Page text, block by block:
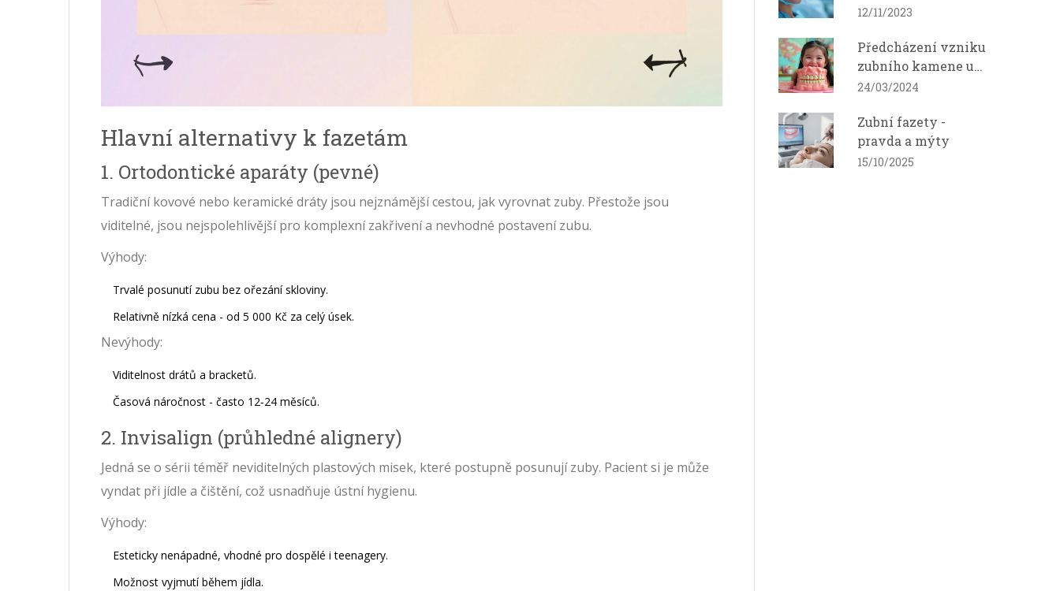
Hlavní alternativy k fazetám
1. Ortodontické aparáty (pevné)
Tradiční kovové nebo keramické dráty jsou nejznámější cestou, jak vyrovnat zuby. Přestože jsou
viditelné, jsou nejspolehlivější pro komplexní zakřivení a nevhodné postavení zubu.
Výhody:
Trvalé posunutí zubu bez ořezání skloviny.
Relativně nízká cena - od 5 000 Kč za celý úsek.
Nevýhody:
Viditelnost drátů a bracketů.
Časová náročnost - často 12‑24 měsíců.
2. Invisalign (průhledné alignery)
Jedná se o sérii téměř neviditelných plastových misek, které postupně posunují zuby. Pacient si je může
vyndat při jídle a čištění, což usnadňuje ústní hygienu.
Výhody:
Esteticky nenápadné, vhodné pro dospělé i teenagery.
Možnost vyjmutí během jídla.
mezeru mezi zuby
12/11/2023
Předcházení vzniku
zubního kamene u
dětí: Efektivní praxe
24/03/2024
Zubní fazety -
pravda a mýty
15/10/2025